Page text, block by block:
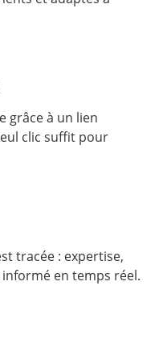
grâce à un lien
clic suffit pour
tracée : expertise,
en temps réel.